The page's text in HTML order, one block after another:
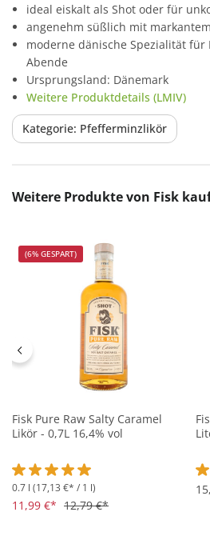
ideal eiskalt als Shot oder für
angenehm süßlich mit
moderne dänische Spezialität für
Abende
Ursprungsland: Dänemark
Weitere Produktdetails (LMIV)
Kategorie: Pfefferminzlikör
Produktgalerie überspringen
Weitere Produkte von Fisk
(6% GESPART)
Fisk Pure Raw Salty Caramel
Likör - 0,7L 16,4% vol
Durchschnittliche Bewertung von 5
0.7 l (17,13 €* / 1 l)
11,99 €* 12,79 €*